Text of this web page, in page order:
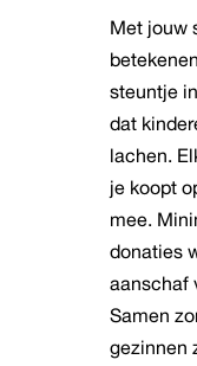
Met jouw
steuntje
dat
lachen.
je koopt
mee.
donaties
aanschaf
Samen
gezinnen